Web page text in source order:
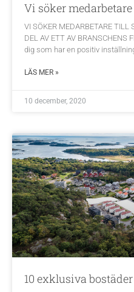
Vi söker
VI SÖKER MEDARBETARE
DEL AV ETT AV BRANSCHENS
dig som har en positiv
LÄS MER »
10 december, 2020
10 exklusiva